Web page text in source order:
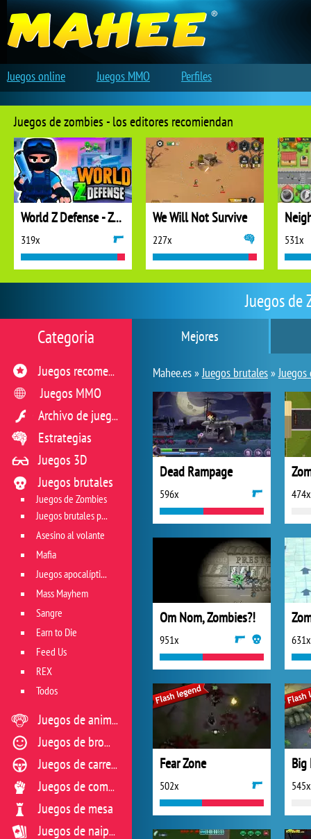
Juegos
Mejores
Mahee.es »Juegos brutales»
Dead Rampage
596x 474x
Om Nom, Zombies?!
951x 631x
Fear Zone
502x 545x
Categoria
Juegos recomendados
Juegos MMO
Archivo de juegos flash
Estrategias
Juegos 3D
Juegos brutales
Juegos de Zombies
Juegos brutales para sobrevivir
Asesino al volante
Mafia
Juegos apocalípticos
Mass Mayhem
Sangre
Earn to Die
Feed Us
REX
Todos
Juegos de animales
Juegos de broma
Juegos de carreras
Juegos de combate
Juegos de mesa
Juegos de naipes
Juegos de zombies - los editores recomiendan
World Z Defense - Zombie Defense
319x
We Will Not Survive
227x 531x
Juegos online Juegos MMO Perfiles